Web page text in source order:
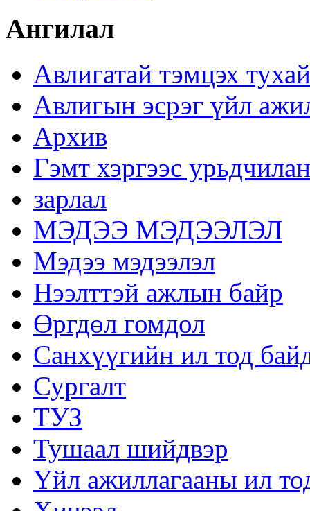
Ангилал
Авлигатай тэмцэх тухай
Авлигын эсрэг үйл
Архив
Гэмт хэргээс
зарлал
МЭДЭЭ МЭДЭЭЛЭЛ
Мэдээ мэдээлэл
Нээлттэй ажлын байр
Өргдөл гомдол
Санхүүгийн ил тод
Сургалт
ТУЗ
Тушаал шийдвэр
Үйл ажиллагааны ил